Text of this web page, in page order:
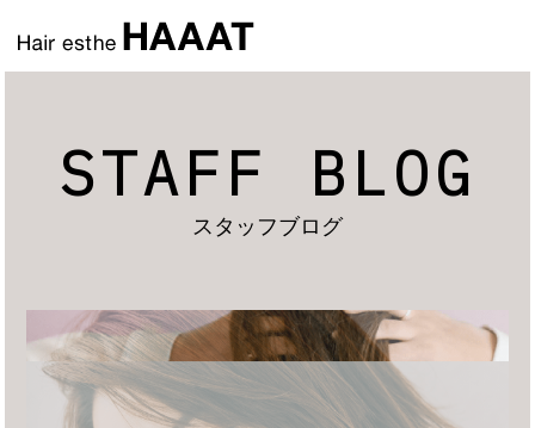
STAFF BLOG
スタッフブログ